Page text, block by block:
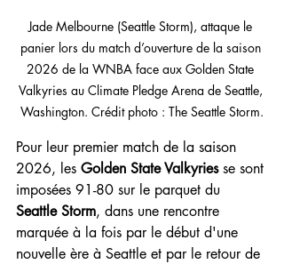
Jade Melbourne (Seattle Storm), attaque le
panier lors du match d’ouverture de la saison
2026 de la WNBA face aux Golden State
Valkyries au Climate Pledge Arena de Seattle,
Washington. Crédit photo : The Seattle Storm.
Pour leur premier match de la saison
2026, les Golden State Valkyries se sont
imposées 91-80 sur le parquet du
Seattle Storm, dans une rencontre
marquée à la fois par le début d'une
nouvelle ère à Seattle et par le retour de